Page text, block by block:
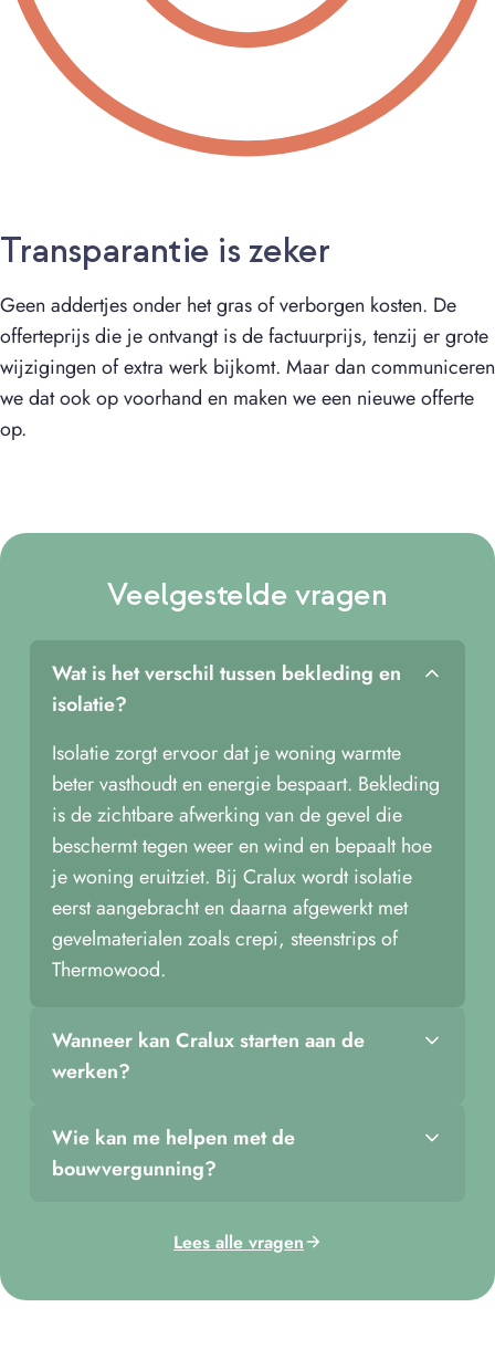
Transparantie is zeker
Geen addertjes onder het gras of verborgen kosten. De
offerteprijs die je ontvangt is de factuurprijs, tenzij er grote
wijzigingen of extra werk bijkomt. Maar dan communiceren
we dat ook op voorhand en maken we een nieuwe offerte
op.
Veelgestelde vragen
Wat is het verschil tussen bekleding en
isolatie?
Isolatie zorgt ervoor dat je woning warmte
beter vasthoudt en energie bespaart. Bekleding
is de zichtbare afwerking van de gevel die
beschermt tegen weer en wind en bepaalt hoe
je woning eruitziet. Bij Cralux wordt isolatie
eerst aangebracht en daarna afgewerkt met
gevelmaterialen zoals crepi, steenstrips of
Thermowood.
Wanneer kan Cralux starten aan de
werken?
Wie kan me helpen met de
bouwvergunning?
Lees alle vragen